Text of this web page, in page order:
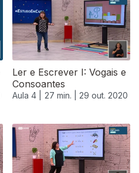
Ler e Escrever I: Vogais e
Consoantes
Aula 4 | 27 min. | 29 out. 2020